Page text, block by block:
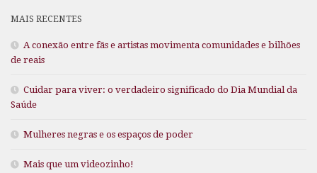
MAIS RECENTES
A conexão entre fãs e artistas movimenta comunidades e bilhões
de reais
Cuidar para viver: o verdadeiro significado do Dia Mundial da
Saúde
Mulheres negras e os espaços de poder
Mais que um videozinho!